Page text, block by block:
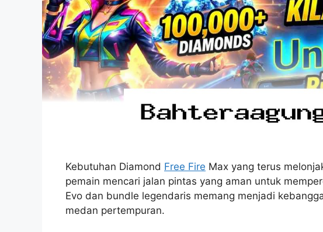
Kebutuhan Diamond Free Fire Max yang terus
pemain mencari jalan pintas yang aman untuk
Evo dan bundle legendaris memang menjadi
medan pertempuran.